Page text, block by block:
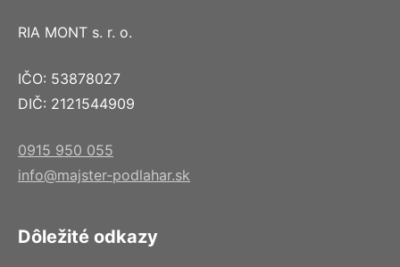
RIA MONT s. r. o.
IČO: 53878027
DIČ: 2121544909
0915 950 055
info@majster-podlahar.sk
Dôležité odkazy